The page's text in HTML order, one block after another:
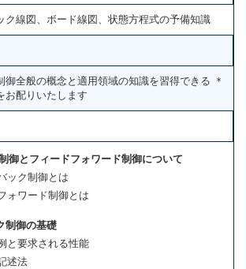
ク線図、ボード線図、状態方程式の予備知識
御全般の概念と適用領域の知識を習得できる ＊
お配りいたします
御とフィードフォワード制御について
ック制御とは
ォワード制御とは
制御の基礎
と要求される性能
述法